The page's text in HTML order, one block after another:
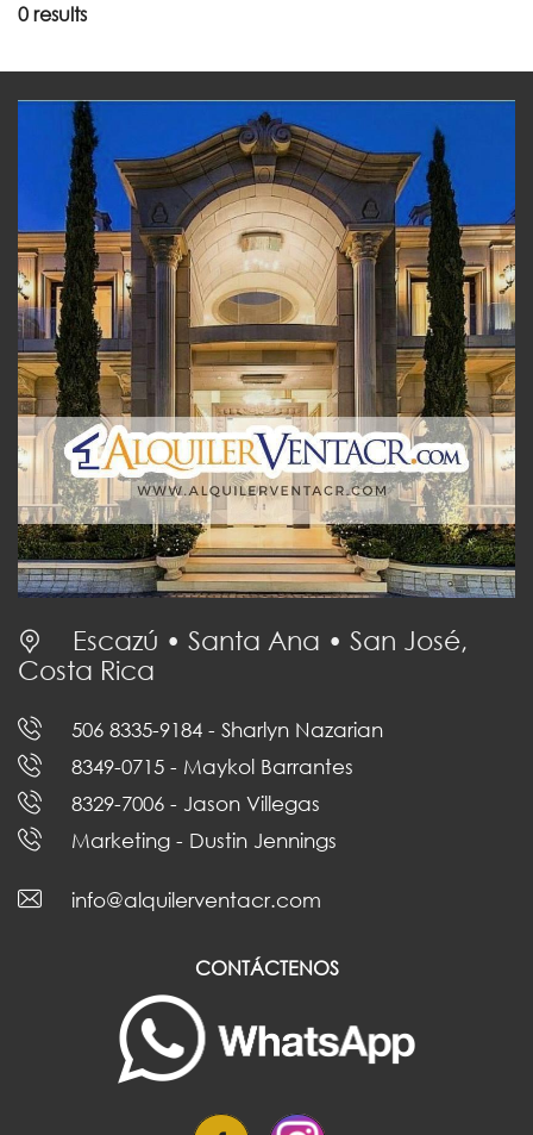
0 results
Escazú • Santa Ana • San José,
Costa Rica
506 8335-9184 - Sharlyn Nazarian
8349-0715 - Maykol Barrantes
8329-7006 - Jason Villegas
Marketing - Dustin Jennings
info@alquilerventacr.com
CONTÁCTENOS